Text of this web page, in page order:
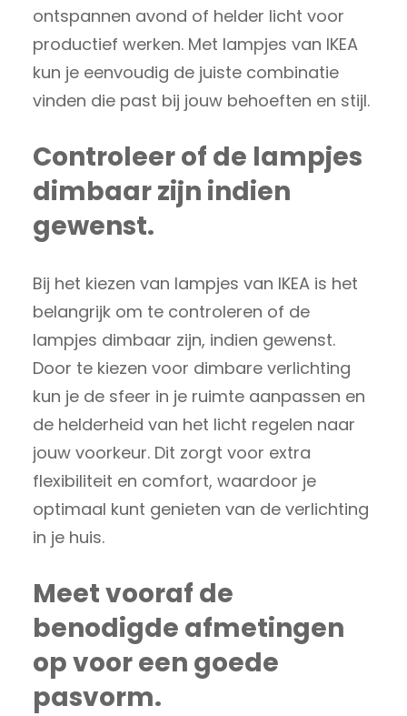
ontspannen avond of helder licht voor
productief werken. Met lampjes van IKEA
kun je eenvoudig de juiste combinatie
vinden die past bij jouw behoeften en stijl.
Controleer of de lampjes
dimbaar zijn indien
gewenst.
Bij het kiezen van lampjes van IKEA is het
belangrijk om te controleren of de
lampjes dimbaar zijn, indien gewenst.
Door te kiezen voor dimbare verlichting
kun je de sfeer in je ruimte aanpassen en
de helderheid van het licht regelen naar
jouw voorkeur. Dit zorgt voor extra
flexibiliteit en comfort, waardoor je
optimaal kunt genieten van de verlichting
in je huis.
Meet vooraf de
benodigde afmetingen
op voor een goede
pasvorm.